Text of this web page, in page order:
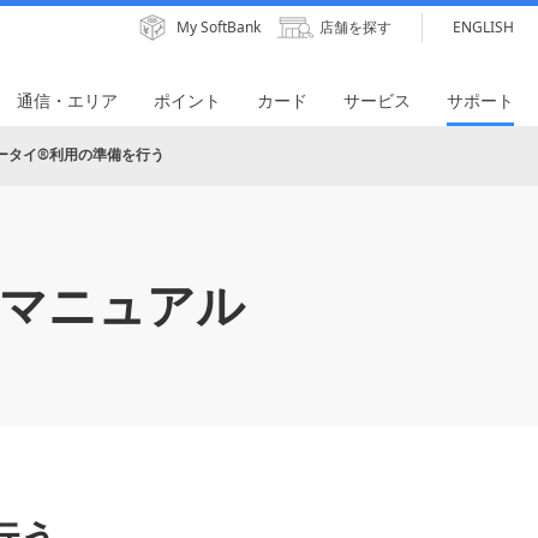
My SoftBank 店舗を探す ENGLISH
通信・エリア ポイント カード サービス サポート
タイ®利用の準備を行う
ニュアル